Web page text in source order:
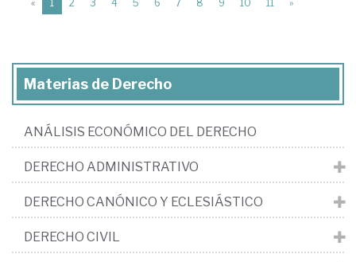
« 1 2 3 4 5 6 7 8 9 10 11 »
Materias de Derecho
ANÁLISIS ECONÓMICO DEL DERECHO
DERECHO ADMINISTRATIVO
DERECHO CANÓNICO Y ECLESIÁSTICO
DERECHO CIVIL